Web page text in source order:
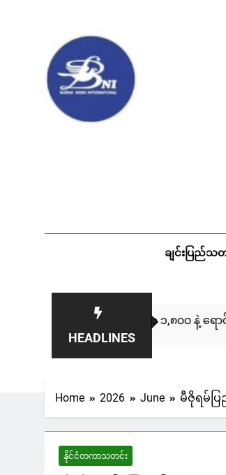
ချင်းပြည်သ
HEADLINES
ဒါမှာ ဒေါ်လာ ၁,၈၀၀ နဲ့ ရောင်းထွက် ပ
Home 2026 June မီဇိုရမ်ပ
နိုင်ငံတကာသတင်း